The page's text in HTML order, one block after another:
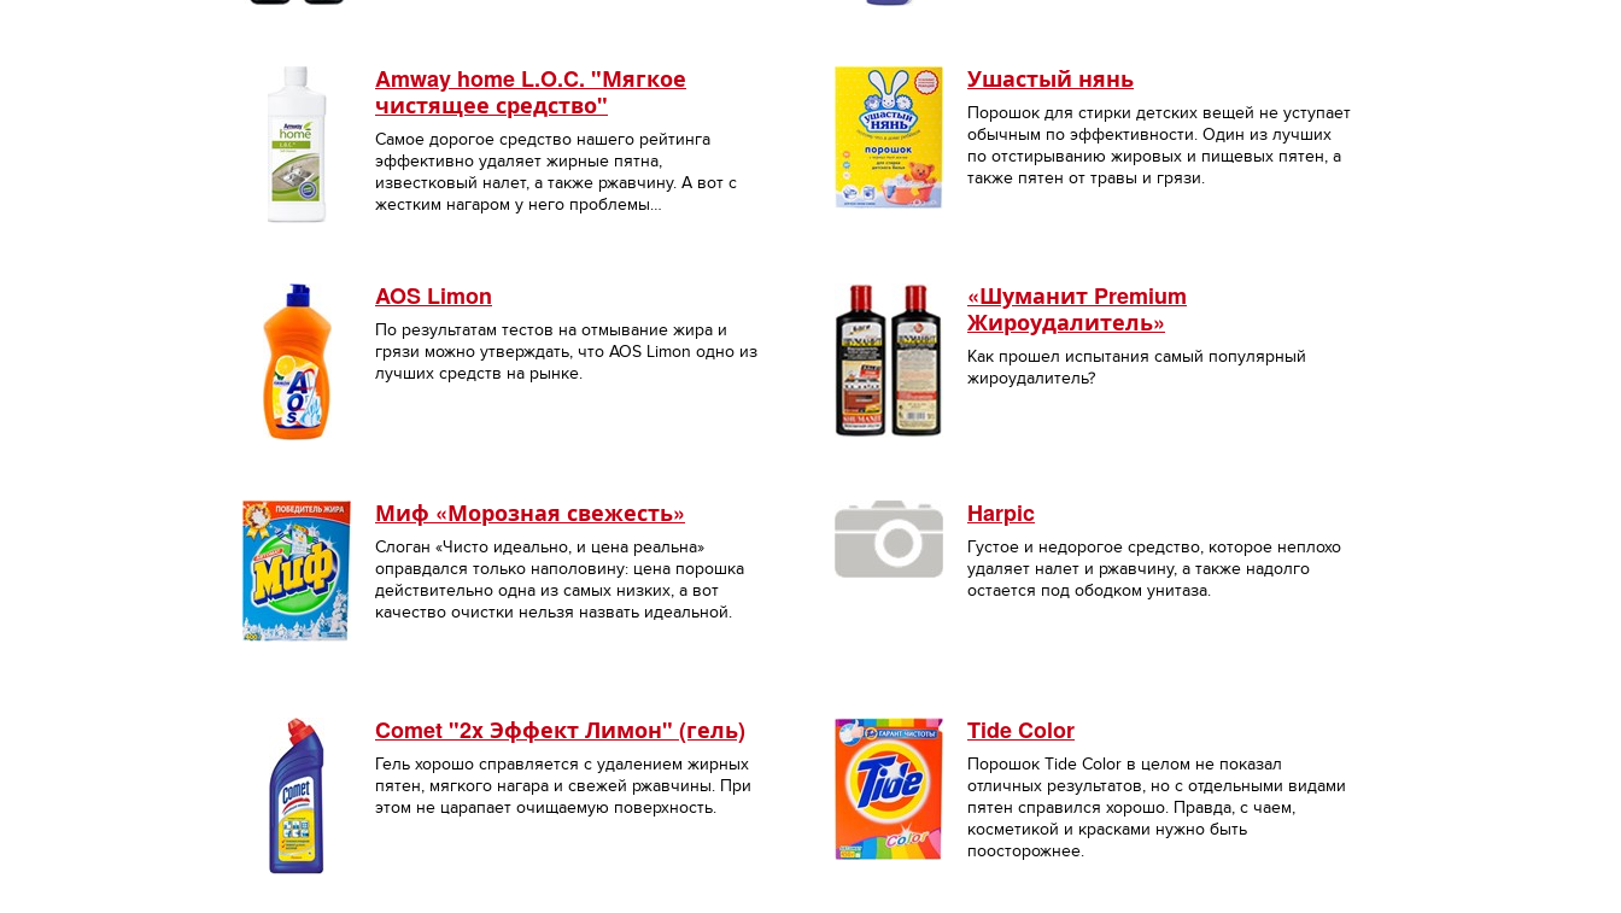
Amway home L.O.C. "Мягкое
чистящее средство"
Самое дорогое средство нашего рейтинга
эффективно удаляет жирные пятна,
известковый налет, а также ржавчину. А вот с
жестким нагаром у него проблемы…
Ушастый нянь
Порошок для стирки детских вещей не уступает
обычным по эффективности. Один из лучших
по отстирыванию жировых и пищевых пятен, а
также пятен от травы и грязи.
AOS Limon
По результатам тестов на отмывание жира и
грязи можно утверждать, что AOS Limon одно из
лучших средств на рынке.
«Шуманит Premium
Жироудалитель»
Как прошел испытания самый популярный
жироудалитель?
Миф «Морозная свежесть»
Слоган «Чисто идеально, и цена реальна»
оправдался только наполовину: цена порошка
действительно одна из самых низких, а вот
качество очистки нельзя назвать идеальной.
Harpic
Густое и недорогое средство, которое неплохо
удаляет налет и ржавчину, а также надолго
остается под ободком унитаза.
Comet "2x Эффект Лимон" (гель)
Гель хорошо справляется с удалением жирных
пятен, мягкого нагара и свежей ржавчины. При
этом не царапает очищаемую поверхность.
Tide Color
Порошок Tide Color в целом не показал
отличных результатов, но с отдельными видами
пятен справился хорошо. Правда, с чаем,
косметикой и красками нужно быть
поосторожнее.